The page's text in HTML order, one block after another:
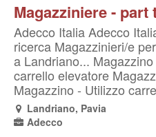
Magazziniere - part
Adecco Italia Adecco
ricerca Magazzinieri/e
a Landriano...
carrello elevatore
Magazzino - Utilizzo
Landriano, Pavia
Adecco